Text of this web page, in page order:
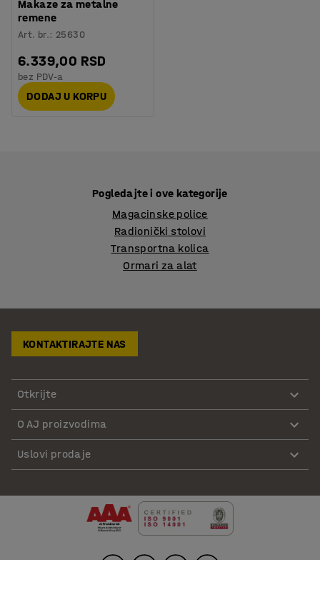
Makaze za metalne
remene
Art. br.: 25630
6.339,00 RSD
bez PDV-a
DODAJ U KORPU
Pogledajte i ove kategorije
Magacinske police
Radionički stolovi
Transportna kolica
Ormari za alat
KONTAKTIRAJTE NAS
Otkrijte
O AJ proizvodima
Uslovi prodaje